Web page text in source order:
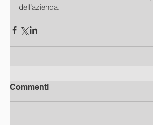
dell’azienda.
Commenti